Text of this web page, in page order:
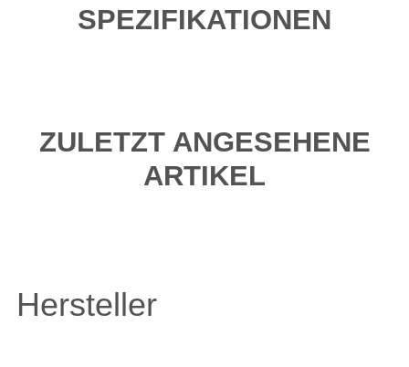
SPEZIFIKATIONEN
ZULETZT ANGESEHENE
ARTIKEL
Hersteller